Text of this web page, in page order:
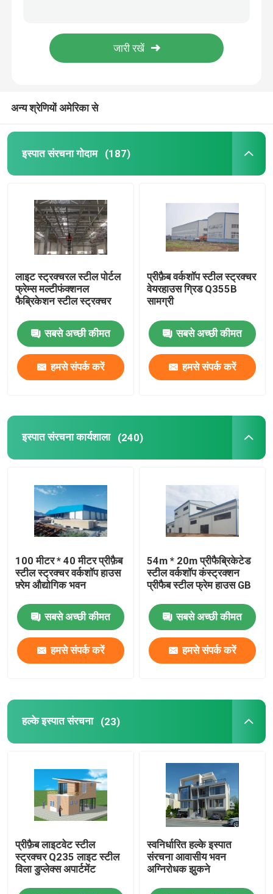
प्रीफैब्रिकेटेड स्टील बिल्डिंग
इस्पात संरचना शॉपिंग मॉल
इस्पात संरचना फार्म
वाणिज्यिक स्टील फ्रेम बिल्डिंग
स्टील स्ट्रक्चर ब्रिज
फोल्डेबल कंटेनर हाउस
वेनलो ग्लास ग्रीनहाउस
फिल्म से ढका ग्रीनहाउस
फिल्म से ढका ग्रीनहाउस
अन्य श्रेणियों अमेरिका से
इस्पात संरचना गोदाम (187)
लाइट स्ट्रक्चरल स्टील पोर्टल
फ्रेम्स मल्टीफंक्शनल
फैब्रिकेशन स्टील स्ट्रक्चर
सबसे अच्छी कीमत
हमसे संपर्क करें
प्रीफ़ैब वर्कशॉप स्टील स्ट्रक्चर
वेयरहाउस ग्रिड Q355B
सामग्री
सबसे अच्छी कीमत
हमसे संपर्क करें
इस्पात संरचना कार्यशाला (240)
100 मीटर * 40 मीटर प्रीफ़ैब
स्टील स्ट्रक्चर वर्कशॉप हाउस
फ़्रेम औद्योगिक भवन
सबसे अच्छी कीमत
हमसे संपर्क करें
54m * 20m प्रीफैब्रिकेटेड
स्टील वर्कशॉप कंस्ट्रक्शन
प्रीफैब स्टील फ्रेम हाउस GB
सबसे अच्छी कीमत
हमसे संपर्क करें
हल्के इस्पात संरचना (23)
प्रीफ़ैब लाइटवेट स्टील
स्ट्रक्चर Q235 लाइट स्टील
विला डुप्लेक्स अपार्टमेंट
स्वनिर्धारित हल्के इस्पात
संरचना आवासीय भवन
अग्निरोधक झुकने